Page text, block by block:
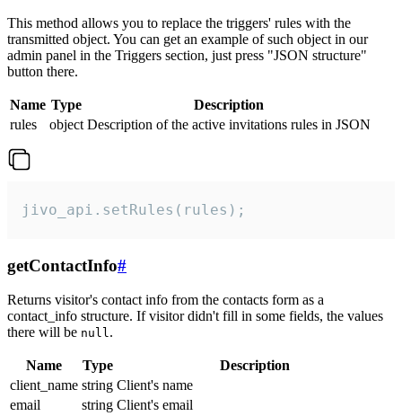
This method allows you to replace the triggers' rules with the
transmitted object. You can get an example of such object in our
admin panel in the Triggers section, just press "JSON structure"
button there.
Name Type
Description
rules
object Description of the active invitations rules in JSON
jivo_api.setRules(rules);
getContactInfo#
Returns visitor's contact info from the contacts form as a
contact_info structure. If visitor didn't fill in some fields, the values
there will be null.
Name Type
Description
client_name string Client's name
email
string Client's email